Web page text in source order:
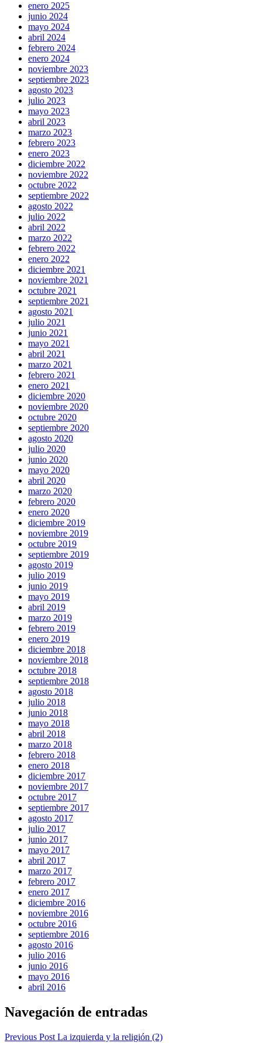
enero 2025
junio 2024
mayo 2024
abril 2024
febrero 2024
enero 2024
noviembre 2023
septiembre 2023
agosto 2023
julio 2023
mayo 2023
abril 2023
marzo 2023
febrero 2023
enero 2023
diciembre 2022
noviembre 2022
octubre 2022
septiembre 2022
agosto 2022
julio 2022
abril 2022
marzo 2022
febrero 2022
enero 2022
diciembre 2021
noviembre 2021
octubre 2021
septiembre 2021
agosto 2021
julio 2021
junio 2021
mayo 2021
abril 2021
marzo 2021
febrero 2021
enero 2021
diciembre 2020
noviembre 2020
octubre 2020
septiembre 2020
agosto 2020
julio 2020
junio 2020
mayo 2020
abril 2020
marzo 2020
febrero 2020
enero 2020
diciembre 2019
noviembre 2019
octubre 2019
septiembre 2019
agosto 2019
julio 2019
junio 2019
mayo 2019
abril 2019
marzo 2019
febrero 2019
enero 2019
diciembre 2018
noviembre 2018
octubre 2018
septiembre 2018
agosto 2018
julio 2018
junio 2018
mayo 2018
abril 2018
marzo 2018
febrero 2018
enero 2018
diciembre 2017
noviembre 2017
octubre 2017
septiembre 2017
agosto 2017
julio 2017
junio 2017
mayo 2017
abril 2017
marzo 2017
febrero 2017
enero 2017
diciembre 2016
noviembre 2016
octubre 2016
septiembre 2016
agosto 2016
julio 2016
junio 2016
mayo 2016
abril 2016
Navegación de entradas
Previous Post La izquierda y la religión (2)